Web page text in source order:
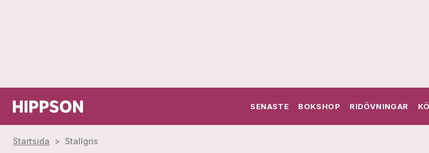
SENASTE BOKSHOP RIDÖVNINGAR
Startsida > Stallgris